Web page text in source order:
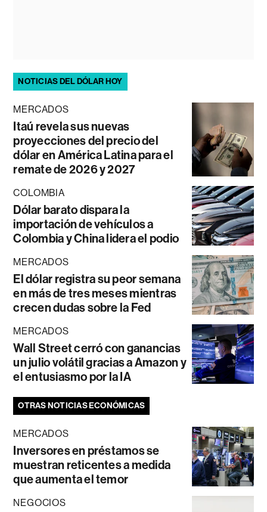
NOTICIAS DEL DÓLAR HOY
MERCADOS
Itaú revela sus nuevas
proyecciones del precio del
dólar en América Latina para el
remate de 2026 y 2027
COLOMBIA
Dólar barato dispara la
importación de vehículos a
Colombia y China lidera el podio
MERCADOS
El dólar registra su peor semana
en más de tres meses mientras
crecen dudas sobre la Fed
MERCADOS
Wall Street cerró con ganancias
un julio volátil gracias a Amazon y
el entusiasmo por la IA
OTRAS NOTICIAS ECONÓMICAS
MERCADOS
Inversores en préstamos se
muestran reticentes a medida
que aumenta el temor
NEGOCIOS